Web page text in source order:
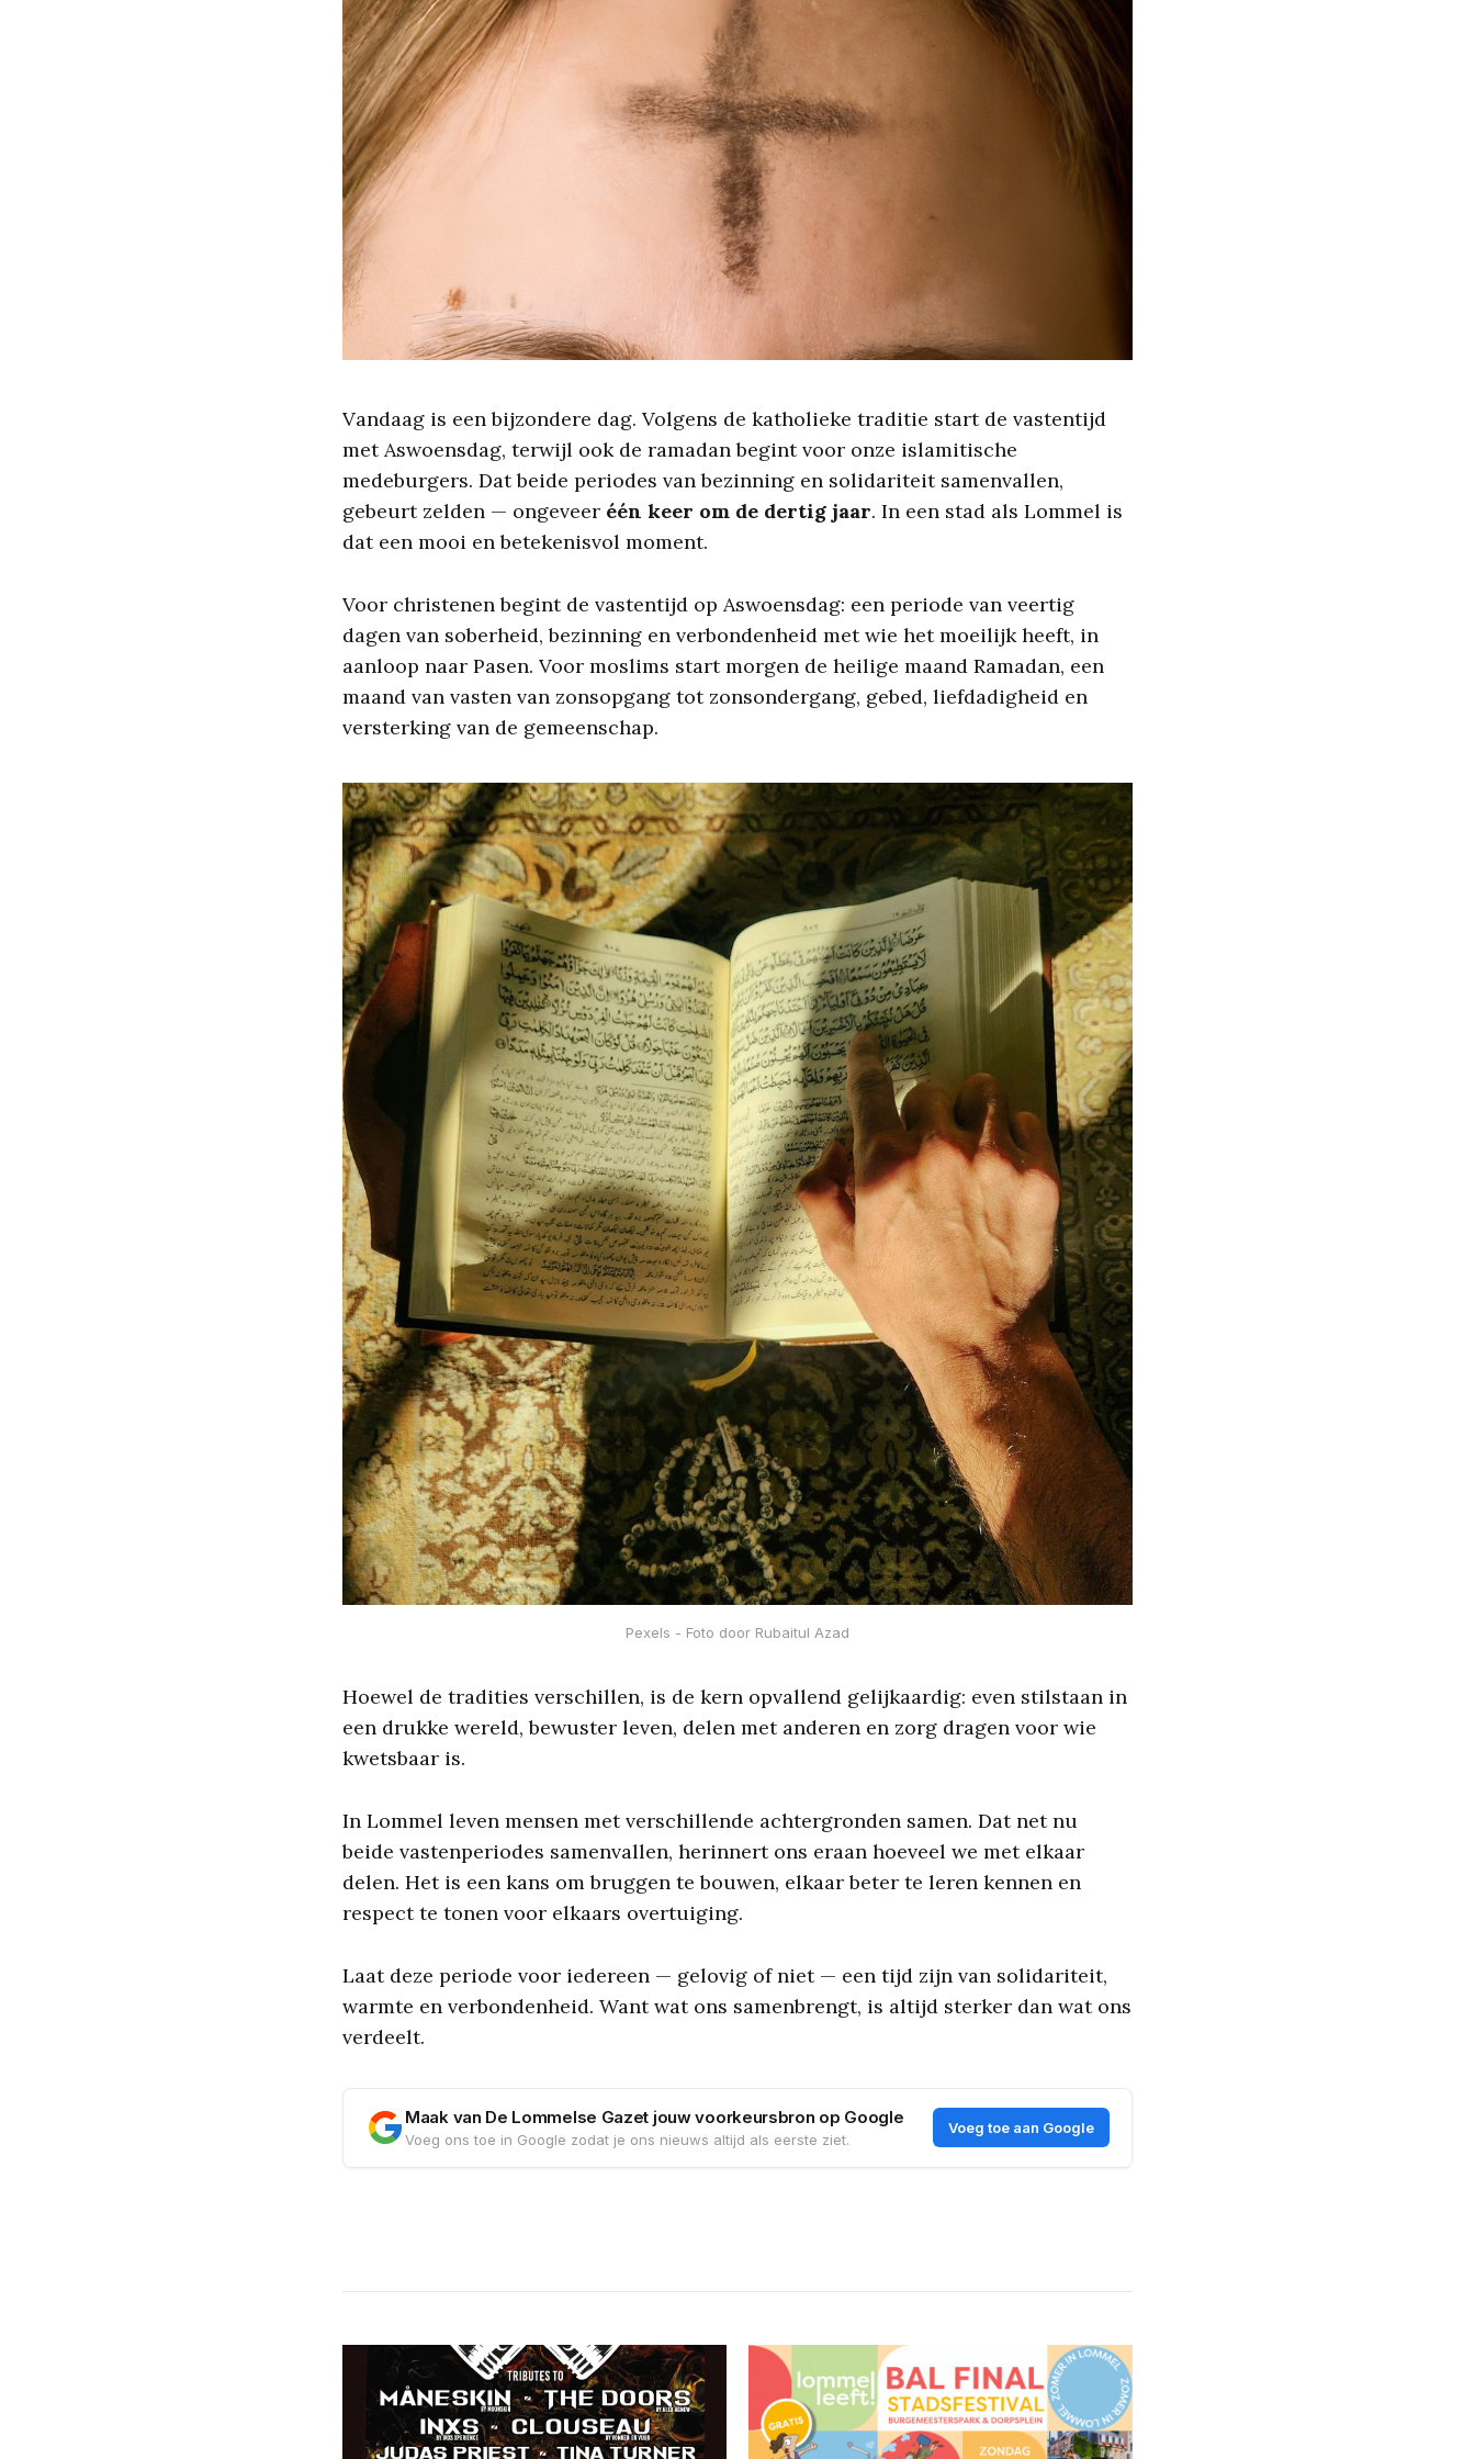
Vandaag is een bijzondere dag. Volgens de katholieke traditie start de vastentijd
met Aswoensdag, terwijl ook de ramadan begint voor onze islamitische
medeburgers. Dat beide periodes van bezinning en solidariteit samenvallen,
gebeurt zelden — ongeveer één keer om de dertig jaar. In een stad als Lommel is
dat een mooi en betekenisvol moment.
Voor christenen begint de vastentijd op Aswoensdag: een periode van veertig
dagen van soberheid, bezinning en verbondenheid met wie het moeilijk heeft, in
aanloop naar Pasen. Voor moslims start morgen de heilige maand Ramadan, een
maand van vasten van zonsopgang tot zonsondergang, gebed, liefdadigheid en
versterking van de gemeenschap.
Pexels - Foto door Rubaitul Azad
Hoewel de tradities verschillen, is de kern opvallend gelijkaardig: even stilstaan in
een drukke wereld, bewuster leven, delen met anderen en zorg dragen voor wie
kwetsbaar is.
In Lommel leven mensen met verschillende achtergronden samen. Dat net nu
beide vastenperiodes samenvallen, herinnert ons eraan hoeveel we met elkaar
delen. Het is een kans om bruggen te bouwen, elkaar beter te leren kennen en
respect te tonen voor elkaars overtuiging.
Laat deze periode voor iedereen — gelovig of niet — een tijd zijn van solidariteit,
warmte en verbondenheid. Want wat ons samenbrengt, is altijd sterker dan wat ons
verdeelt.
Maak van De Lommelse Gazet jouw voorkeursbron op Google
Voeg ons toe in Google zodat je ons nieuws altijd als eerste ziet.
Voeg toe aan Google